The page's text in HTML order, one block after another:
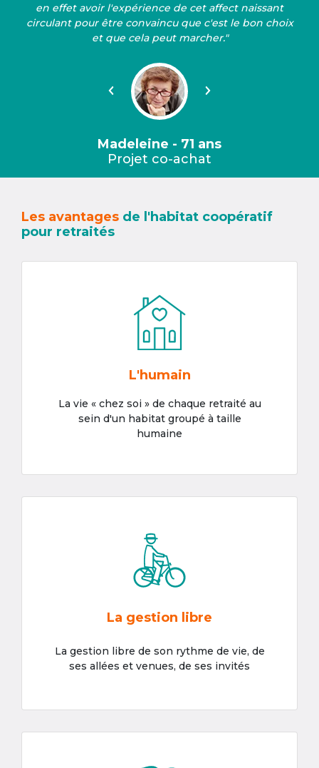
en effet avoir l'expérience de cet affect naissant
circulant pour être convaincu que c'est le bon choix
et que cela peut marcher."
Précédent Suivant
Madeleine - 71 ans
Projet co-achat
Les avantages de l'habitat coopératif
pour retraités
L'humain
La vie « chez soi » de chaque retraité au
sein d'un habitat groupé à taille
humaine
La gestion libre
La gestion libre de son rythme de vie, de
ses allées et venues, de ses invités